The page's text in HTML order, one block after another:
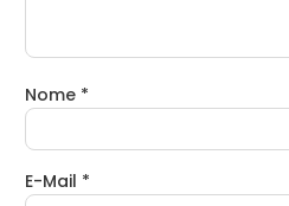
Nome *
E-Mail *